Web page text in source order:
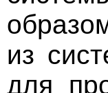
из
для